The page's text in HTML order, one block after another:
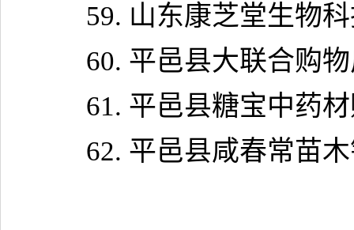
59. 山东康芝堂生物
60. 平邑县大联合购
61. 平邑县糖宝中药
62. 平邑县咸春常苗